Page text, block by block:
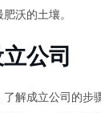
沃的土壤。
公司
解成立公司的步